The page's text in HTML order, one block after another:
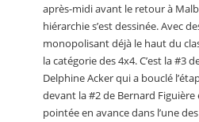
après-midi avant le retour à
hiérarchie s’est dessinée. Avec
monopolisant déjà le haut du
la catégorie des 4x4. C’est la #3
Delphine Acker qui a bouclé
devant la #2 de Bernard
pointée en avance dans l’une